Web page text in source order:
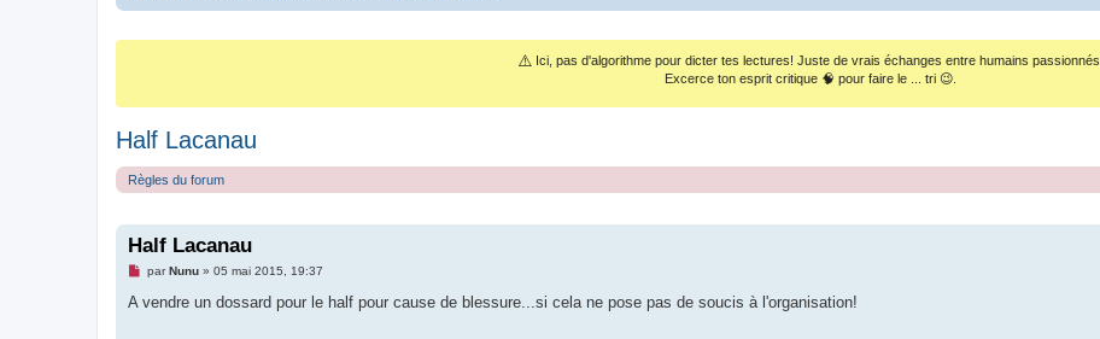
⚠️ Ici, pas d'algorithme pour dicter tes lectures! Juste de vrais échanges entre humains passionnés.
Excerce ton esprit critique 🧠 pour faire le ... tri 😉.
Half Lacanau
Règles du forum
Half Lacanau
M
s
parNunu» 05 mai 2015, 19:37
A vendre un dossard pour le half pour cause de blessure...si cela ne pose pas de soucis à l'organisation!